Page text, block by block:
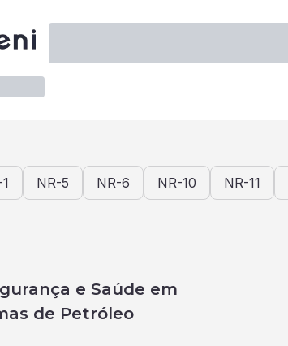
NR-5 NR-6 NR-10 NR-11
e Saúde em
de Petróleo